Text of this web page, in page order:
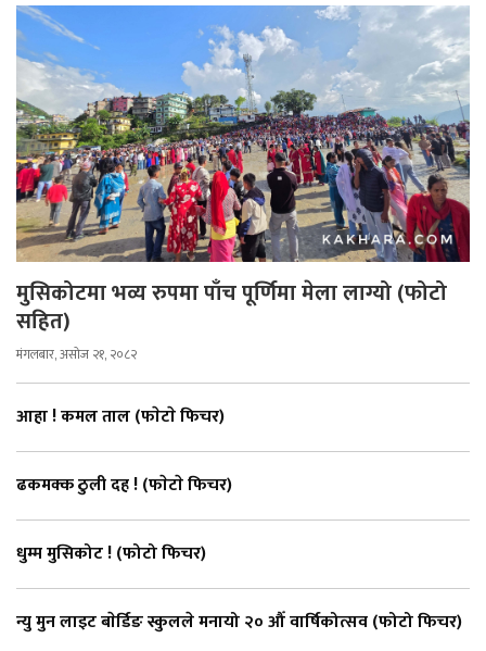
मुसिकोटमा भव्य रुपमा पाँच पूर्णिमा मेला लाग्यो (फोटो
सहित)
मंगलबार, असोज २१, २०८२
आहा ! कमल ताल (फाेटाे फिचर)
ढकमक्क ठुली दह ! (फाेटाे फिचर)
धुम्म मुसिकोट ! (फोटो फिचर)
न्यु मुन लाइट बाेर्डिङ स्कुलले मनायो २० औँ वार्षिकोत्सव (फोटो फिचर)